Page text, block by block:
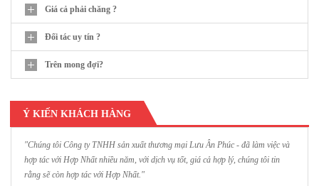
Giá cả phải chăng ?
Đối tác uy tín ?
Trên mong đợi?
Ý KIẾN KHÁCH HÀNG
"Chúng tôi Công ty TNHH sản xuất thương mại Lưu Ân Phúc - đã làm việc và
hợp tác với Hợp Nhất nhiều năm, với dịch vụ tốt, giá cả hợp lý, chúng tôi tin
rằng sẽ còn hợp tác với Hợp Nhất."